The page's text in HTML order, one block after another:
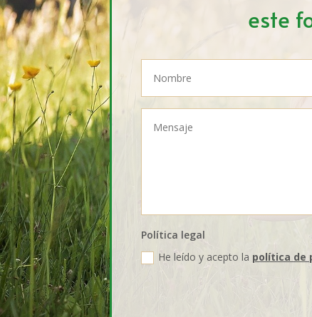
este
Política legal
He leído y acepto la política de